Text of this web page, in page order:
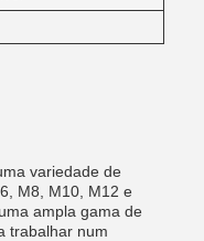
variedade de
M8, M10, M12 e
ampla gama de
trabalhar num